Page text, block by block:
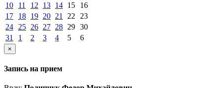
10
11 12 13 14 15
16
17
18 19 20 21 22
23
24
25 26 27 28 29 30
31
1 2 3 4 5 6
×
Запись на прием